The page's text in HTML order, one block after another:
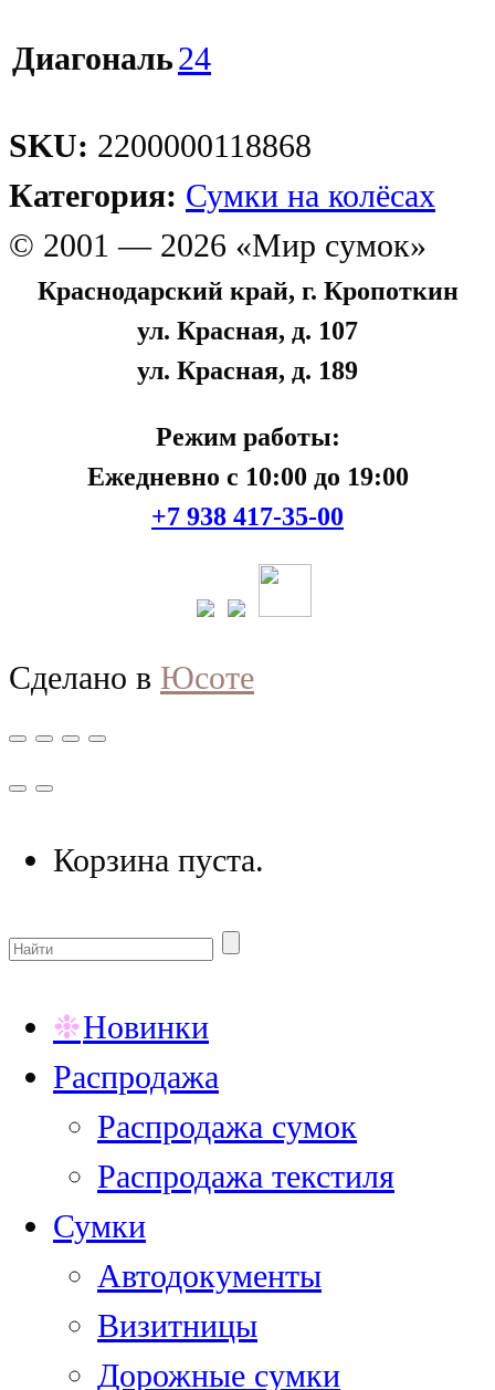
Диагональ24
SKU: 2200000118868
Категория: Сумки на колёсах
© 2001 — 2026 «Мир сумок»
Краснодарский край, г. Кропоткин
ул. Красная, д. 107
ул. Красная, д. 189
Режим работы:
Ежедневно с 10:00 до 19:00
+7 938 417-35-00
Сделано в Юсоте
Корзина пуста.
Новинки
Распродажа
Распродажа сумок
Распродажа текстиля
Сумки
Автодокументы
Визитницы
Дорожные сумки